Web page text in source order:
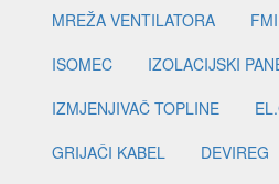
MREŽA VENTILATORA
FMI
ISOMEC
IZOLACIJSKI
IZMJENJIVAČ TOPLINE
GRIJAČI KABEL
DEVIREG